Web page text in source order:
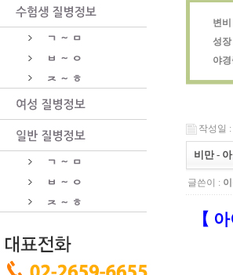
변비
성장
야
작성일 :
비만 -
글쓴이 :
【